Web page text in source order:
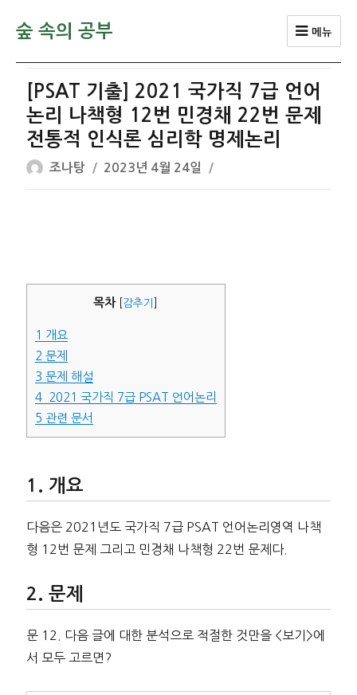
숲 속의 공부 메뉴
[PSAT 기출] 2021 국가직 7급 언어
논리 나책형 12번 민경채 22번 문제
전통적 인식론 심리학 명제논리
글
쓴
조나탕
작
성
2023년 4월 24일
목차 감추기
1 개요
2 문제
3 문제 해설
42021 국가직 7급 PSAT 언어논리
5 관련 문서
개요
다음은 2021년도 국가직 7급 PSAT 언어논리영역 나책
형 12번 문제 그리고 민경채 나책형 22번 문제다.
문제
문 12. 다음 글에 대한 분석으로 적절한 것만을 <보기>에
서 모두 고르면?